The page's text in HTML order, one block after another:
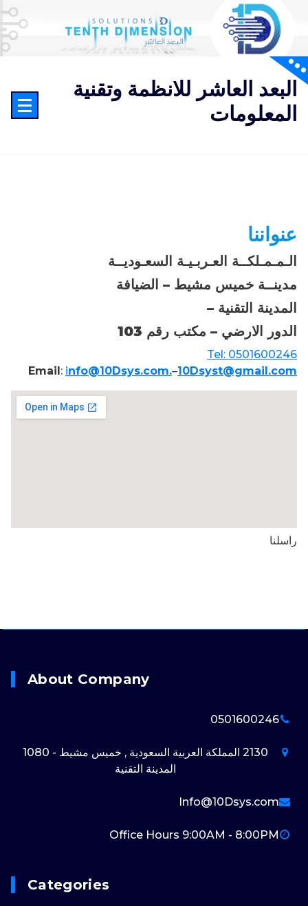
المحتوى
البعد العاشر للانظمة وتقنية
المعلومات
عنواننا
الـمـمـلكــة العـربـيـة السعـوديــة
مدينــة خميس مشيط – الضيافة
المدينة التقنية –
الدور الارضي – مكتب رقم 103
Tel: 0501600246
Email: info@10Dsys.com.–10Dsyst@gmail.com
راسلنا
About Company
0501600246
2130 المملكة العربية السعودية , خميس مشيط - 1080
المدينة التقنية
Info@10Dsys.com
Office Hours 9:00AM - 8:00PM
Categories